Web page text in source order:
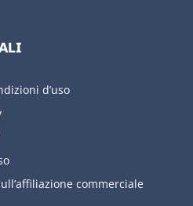
d’uso
commerciale